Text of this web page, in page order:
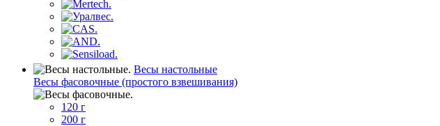
Весы настольные
Весы фасовочные (простого взвешивания)
120 г
200 г